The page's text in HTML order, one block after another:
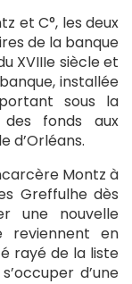
et C°, les deux
de la banque
XVIIIe siècle et
installée
sous la
des fonds aux
d’Orléans.
Montz à
Greffulhe dès
une nouvelle
reviennent en
rayé de la liste
d’une